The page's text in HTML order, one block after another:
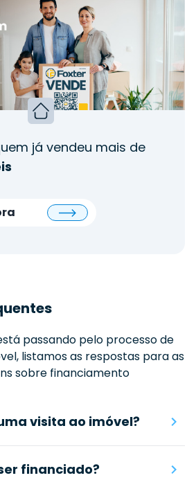
já vendeu mais de
passando pelo processo de
listamos as respostas para as
sobre financiamento
visita ao imóvel?
financiado?